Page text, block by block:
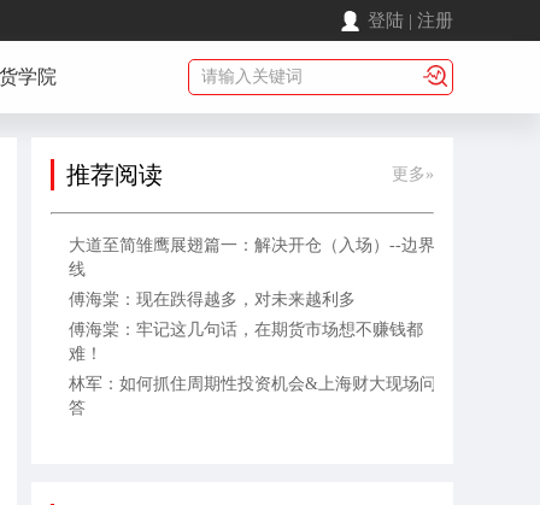
登陆 | 注册
学院
推荐阅读 更多»
大道至简雏鹰展翅篇一：解决开仓（入场）--边界
线
傅海棠：现在跌得越多，对未来越利多
傅海棠：牢记这几句话，在期货市场想不赚钱都
难！
林军：如何抓住周期性投资机会&上海财大现场问
答